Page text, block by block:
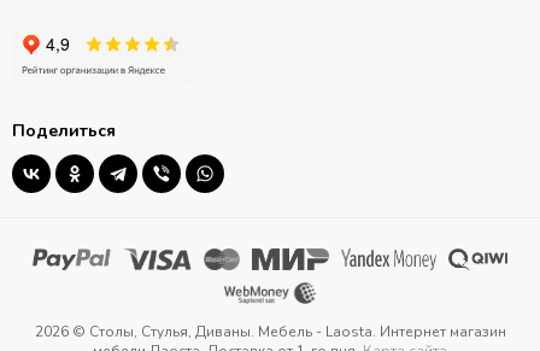
Поделиться
2026 © Столы, Стулья, Диваны. Мебель - Laosta. Интернет магазин